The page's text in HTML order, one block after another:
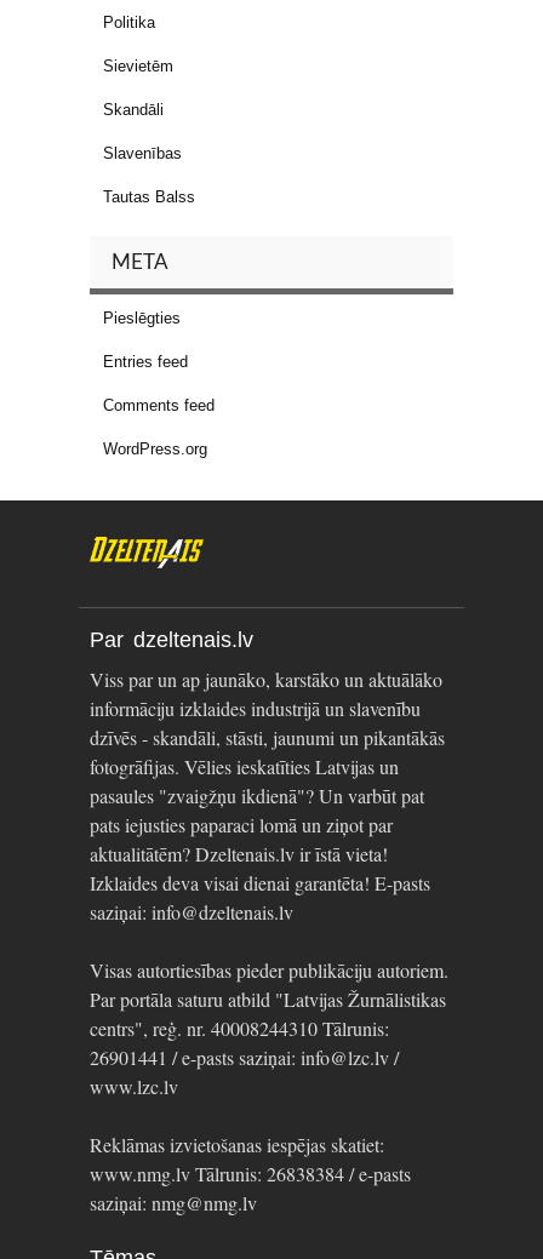
Politika
Sievietēm
Skandāli
Slavenības
Tautas Balss
META
Pieslēgties
Entries feed
Comments feed
WordPress.org
Par dzeltenais.lv
Viss par un ap jaunāko, karstāko un aktuālāko
informāciju izklaides industrijā un slavenību
dzīvēs - skandāli, stāsti, jaunumi un pikantākās
fotogrāfijas. Vēlies ieskatīties Latvijas un
pasaules "zvaigžņu ikdienā"? Un varbūt pat
pats iejusties paparaci lomā un ziņot par
aktualitātēm? Dzeltenais.lv ir īstā vieta!
Izklaides deva visai dienai garantēta! E-pasts
saziņai: info@dzeltenais.lv
Visas autortiesības pieder publikāciju autoriem.
Par portāla saturu atbild "Latvijas Žurnālistikas
centrs", reģ. nr. 40008244310 Tālrunis:
26901441 / e-pasts saziņai: info@lzc.lv /
www.lzc.lv
Reklāmas izvietošanas iespējas skatiet:
www.nmg.lv Tālrunis: 26838384 / e-pasts
saziņai: nmg@nmg.lv